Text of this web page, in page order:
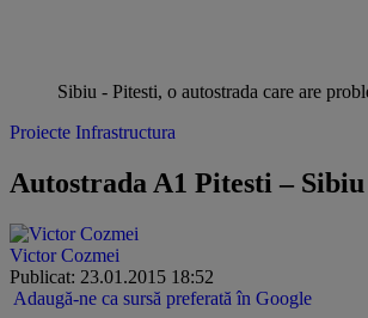
Sibiu - Pitesti, o autostrada care are
Proiecte Infrastructura
Autostrada A1 Pitesti –
Victor Cozmei
Publicat: 23.01.2015 18:52
Adaugă-ne ca sursă preferată în Google